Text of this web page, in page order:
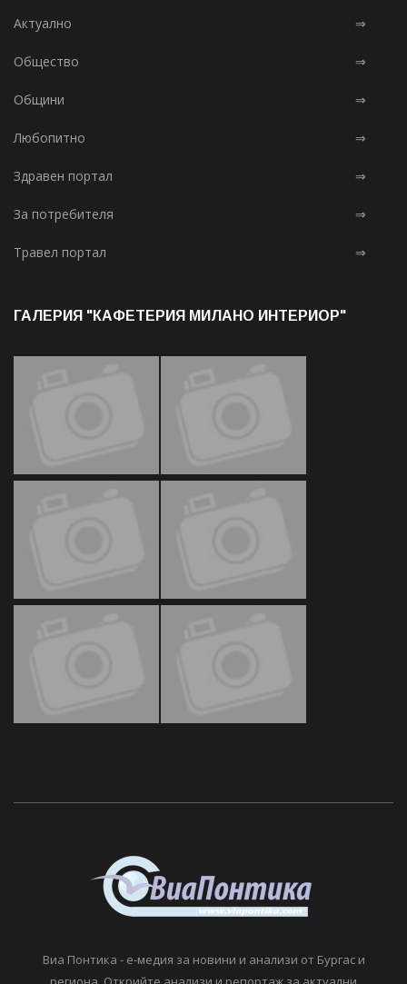
Актуално ⇒
Общество ⇒
Общини ⇒
Любопитно ⇒
Здравен портал ⇒
За потребителя ⇒
Травел портал ⇒
ГАЛЕРИЯ "КАФЕТЕРИЯ МИЛАНО ИНТЕРИОР"
Виа Понтика - е-медия за новини и анализи от Бургас и